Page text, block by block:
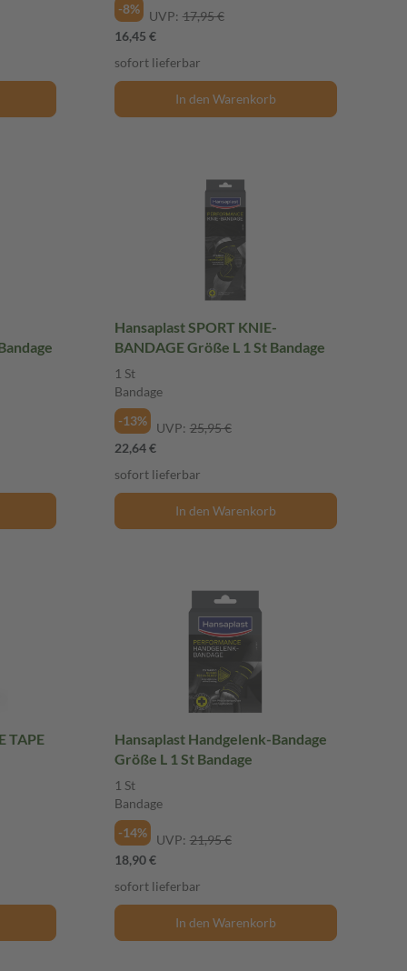
-8%
UVP: 17,95 €
16,45 €
sofort lieferbar
In den Warenkorb
Hansaplast SPORT KNIE-
BANDAGE Größe L 1 St Bandage
1 St
Bandage
-13%
UVP: 25,95 €
22,64 €
sofort lieferbar
In den Warenkorb
TAPE
Hansaplast Handgelenk-Bandage
Größe L 1 St Bandage
1 St
Bandage
-14%
UVP: 21,95 €
18,90 €
sofort lieferbar
In den Warenkorb